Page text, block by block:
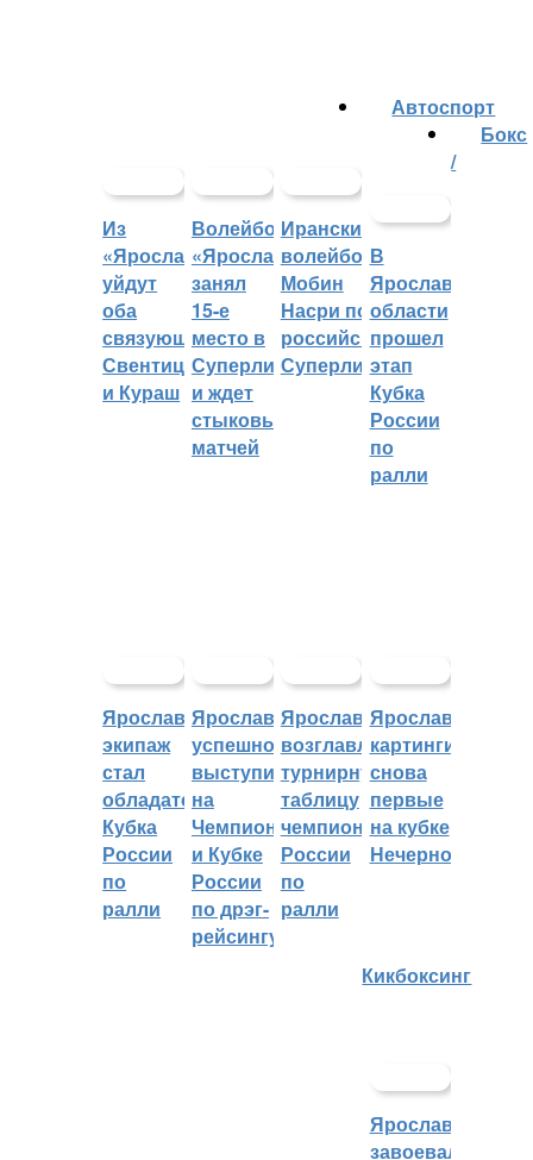
Из
«Ярославича»
уйдут
оба
связующих:
Свентицкис
и Кураш
Волейбольный
«Ярославич»
занял
15-е
место в
Суперлиге
и ждет
стыковых
матчей
Иранский
волейболист
Мобин
Насри покинет
российскую
Суперлигу
Автоспорт
В
Ярославской
области
прошел
этап
Кубка
России
по
ралли
Ярославский
экипаж
стал
обладателем
Кубка
России
по
ралли
Ярославцы
успешно
выступили
на
Чемпионате
и Кубке
России
по дрэг-
рейсингу
Ярославцы
возглавляют
турнирную
таблицу
чемпионата
России
по
ралли
Ярославские
картингисты
снова
первые
на кубке
Нечерноземья
Бокс
/
Кикбоксинг
Ярославцы
завоевали